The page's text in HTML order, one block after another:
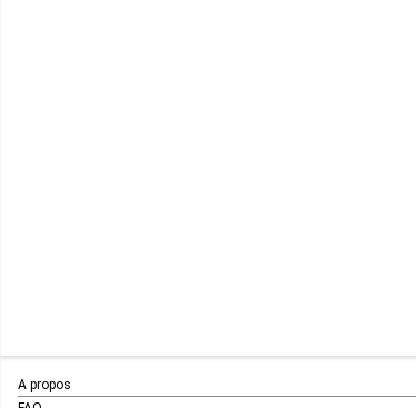
A propos